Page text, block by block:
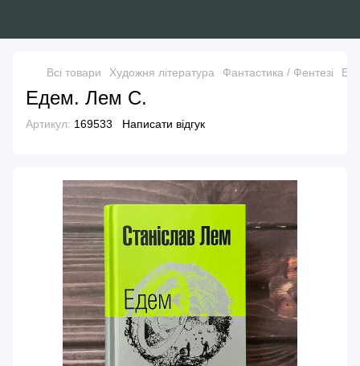
Всі товари Художня література Фантастика / Фентезі
Едем. Лем С.
Артикул: 169533 Написати відгук